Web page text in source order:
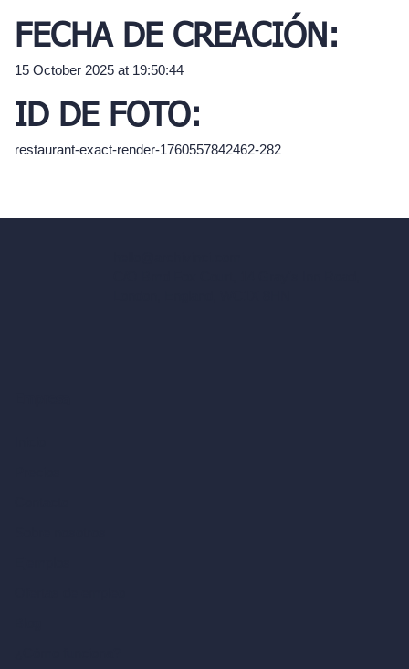
FECHA DE CREACIÓN:
15 October 2025 at 19:50:44
ID DE FOTO:
restaurant-exact-render-1760557842462-282